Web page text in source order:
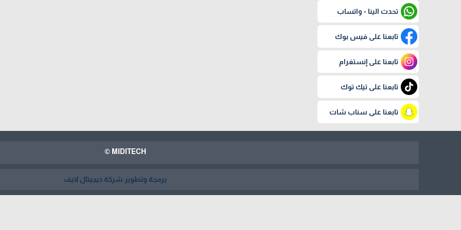
تحدث الينا - واتساب
تابعنا على فيس بوك
تابعنا على إنستغرام
تابعنا على تيك توك
تابعنا على سناب شات
MIDITECH ©
برمجة وتطوير شركة ديجيتال لايف